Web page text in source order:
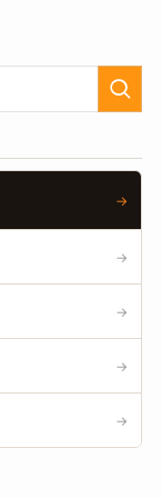
→
→
→
→
→